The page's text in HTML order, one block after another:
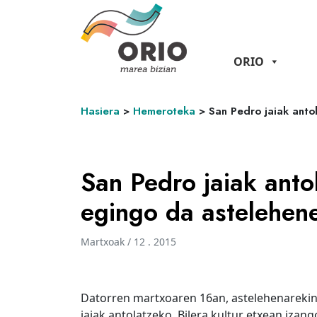
ORIO
Hasiera > Hemeroteka > San Pedro jaiak
San Pedro jaiak
egingo da
Martxoak / 12 . 2015
Datorren martxoaren 16an,